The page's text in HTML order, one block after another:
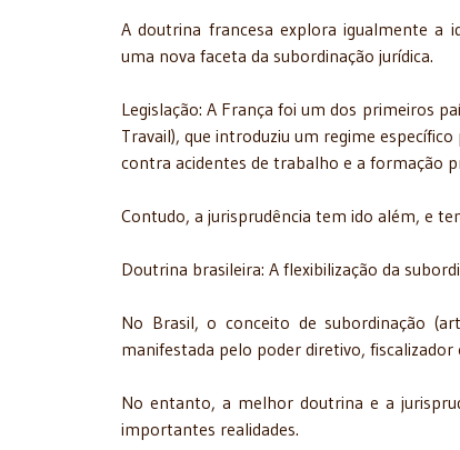
A doutrina francesa explora igualmente a
uma nova faceta da subordinação jurídica.
Legislação: A França foi um dos primeiros
Travail), que introduziu um regime
contra acidentes de trabalho e a formação
Contudo, a jurisprudência tem ido além, e
Doutrina brasileira: A flexibilização da
No Brasil, o conceito de subordinação
manifestada pelo poder diretivo,
No entanto, a melhor doutrina e a
importantes realidades.